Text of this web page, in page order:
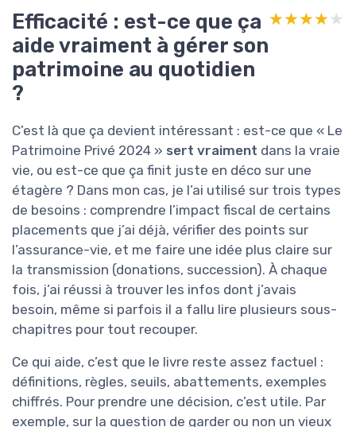
Efficacité : est-ce que ça
aide vraiment à gérer son
patrimoine au quotidien
?
★★★★★
★★★★★
C’est là que ça devient intéressant : est-ce que « Le
Patrimoine Privé 2024 » sert vraiment dans la vraie
vie, ou est-ce que ça finit juste en déco sur une
étagère ? Dans mon cas, je l’ai utilisé sur trois types
de besoins : comprendre l’impact fiscal de certains
placements que j’ai déjà, vérifier des points sur
l’assurance-vie, et me faire une idée plus claire sur
la transmission (donations, succession). À chaque
fois, j’ai réussi à trouver les infos dont j’avais
besoin, même si parfois il a fallu lire plusieurs sous-
chapitres pour tout recouper.
Ce qui aide, c’est que le livre reste assez factuel :
définitions, règles, seuils, abattements, exemples
chiffrés. Pour prendre une décision, c’est utile. Par
exemple, sur la question de garder ou non un vieux